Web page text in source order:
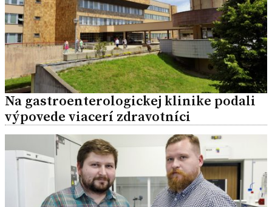
Na gastroenterologickej klinike podali
výpovede viacerí zdravotníci